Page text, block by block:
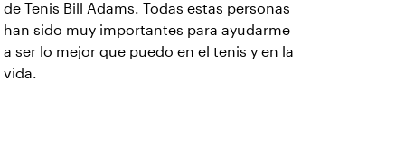
de Tenis Bill Adams. Todas estas personas
han sido muy importantes para ayudarme
a ser lo mejor que puedo en el tenis y en la
vida.